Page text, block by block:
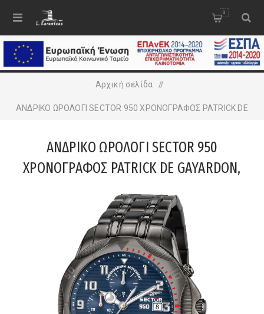
0
Αρχική σελίδα /
ΑΝΔΡΙΚΟ ΩΡΟΛΟΓΙ SECTOR 950 ΧΡΟΝΟΓΡΑΦΟΣ PATRICK DE
ΑΝΔΡΙΚΟ ΩΡΟΛΟΓΙ SECTOR 950
ΧΡΟΝΟΓΡΑΦΟΣ PATRICK DE GAYARDON,
GUN METAL ΜΠΡΑΣΕΛΕ